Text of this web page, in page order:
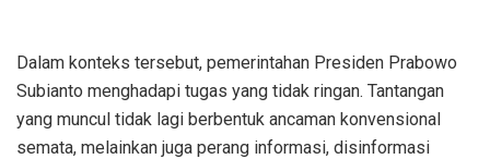
Dalam konteks tersebut, pemerintahan Presiden Prabowo
Subianto menghadapi tugas yang tidak ringan. Tantangan
yang muncul tidak lagi berbentuk ancaman konvensional
semata, melainkan juga perang informasi, disinformasi